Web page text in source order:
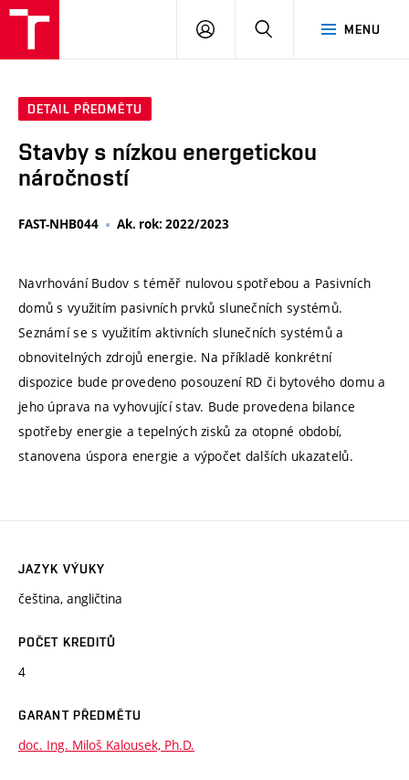
MENU
PŘIHLÁSIT
DETAIL PŘEDMĚTU
Stavby s nízkou energetickou
náročností
FAST-NHB044 Ak. rok: 2022/2023
Navrhování Budov s téměř nulovou spotřebou a Pasivních
domů s využitím pasivních prvků slunečních systémů.
Seznámí se s využitím aktivních slunečních systémů a
obnovitelných zdrojů energie. Na příkladě konkrétní
dispozice bude provedeno posouzení RD či bytového domu a
jeho úprava na vyhovující stav. Bude provedena bilance
spotřeby energie a tepelných zisků za otopné období,
stanovena úspora energie a výpočet dalších ukazatelů.
JAZYK VÝUKY
čeština, angličtina
POČET KREDITŮ
4
GARANT PŘEDMĚTU
doc. Ing. Miloš Kalousek, Ph.D.